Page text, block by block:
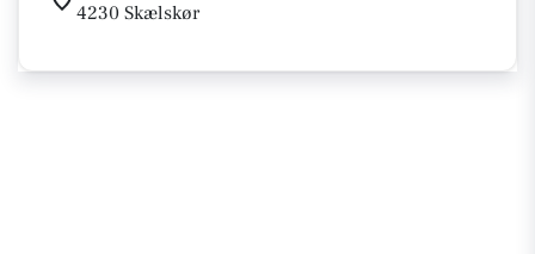
4230 Skælskør